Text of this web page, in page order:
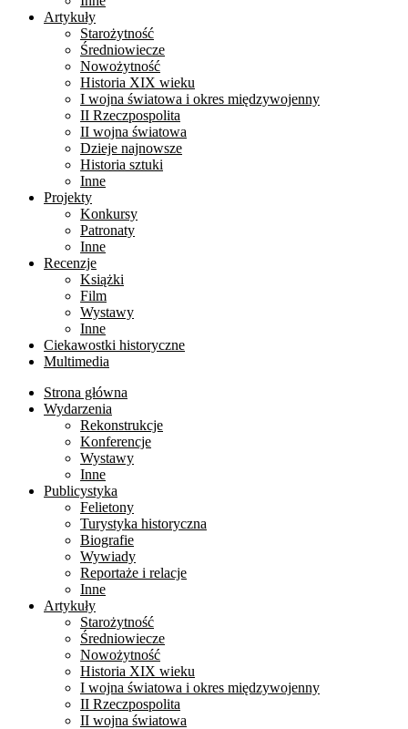
Artykuły
Starożytność
Średniowiecze
Nowożytność
Historia XIX wieku
I wojna światowa i okres międzywojenny
II Rzeczpospolita
II wojna światowa
Dzieje najnowsze
Historia sztuki
Inne
Projekty
Konkursy
Patronaty
Inne
Recenzje
Książki
Film
Wystawy
Inne
Ciekawostki historyczne
Multimedia
Strona główna
Wydarzenia
Rekonstrukcje
Konferencje
Wystawy
Inne
Publicystyka
Felietony
Turystyka historyczna
Biografie
Wywiady
Reportaże i relacje
Inne
Artykuły
Starożytność
Średniowiecze
Nowożytność
Historia XIX wieku
I wojna światowa i okres międzywojenny
II Rzeczpospolita
II wojna światowa